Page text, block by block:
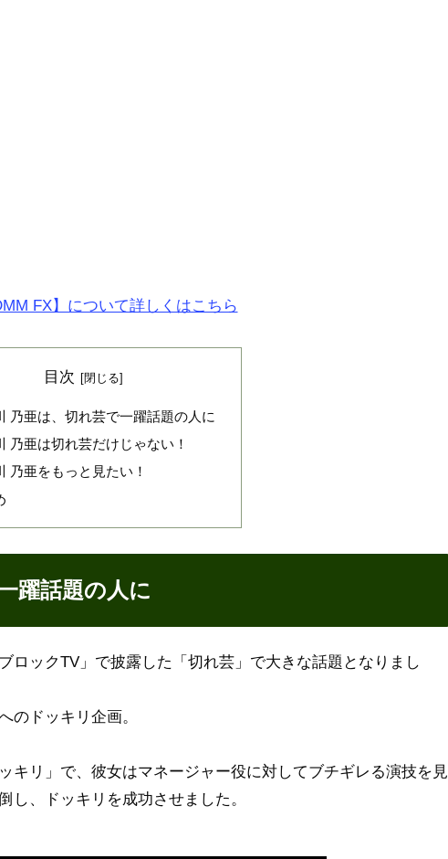
FX】について詳しくはこちら
目次
乃亜は、切れ芸で一躍話題の人に
乃亜は切れ芸だけじゃない！
乃亜をもっと見たい！
躍話題の人に
ロックTV」で披露した「切れ芸」で大きな話題となりまし
のドッキリ企画。
キリ」で、彼女はマネージャー役に対してブチギレる演技を見
し、ドッキリを成功させました。